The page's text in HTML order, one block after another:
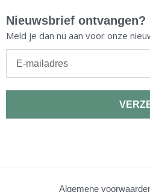
Nieuwsbrief ontvangen?
Meld je dan nu aan voor onze
mailadres
Algemene